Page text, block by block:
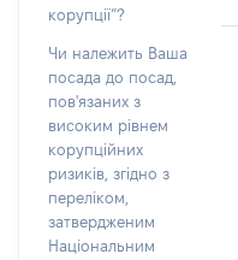
корупції”?
Чи належить Ваша
посада до посад,
пов'язаних з
високим рівнем
корупційних
ризиків, згідно з
переліком,
затвердженим
Національним